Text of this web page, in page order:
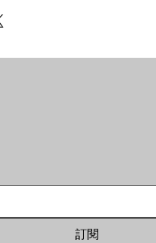
訂閱